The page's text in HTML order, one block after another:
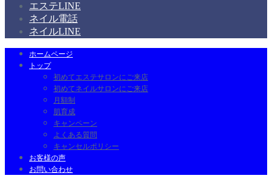
エステLINE
ネイル電話
ネイルLINE
ホームページ
トップ
初めてエステサロンにご来店
初めてネイルサロンにご来店
月額制
肌育成
キャンペーン
よくある質問
キャンセルポリシー
お客様の声
お問い合わせ